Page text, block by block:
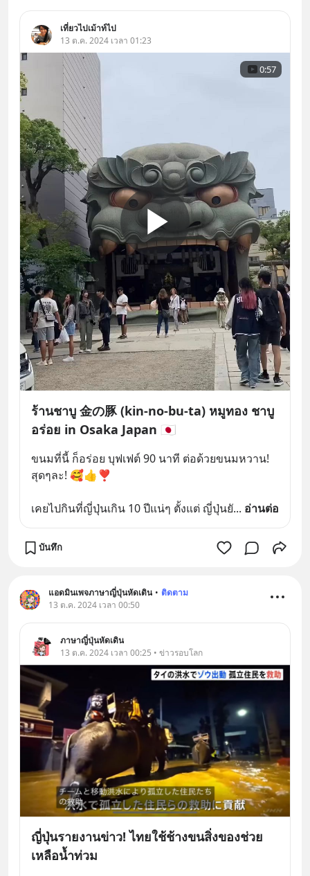
เที่ยวไปเม้าท์ไป
13 ต.ค. 2024 เวลา 01:23
0:57
ร้านชาบู 金の豚 (kin-no-bu-ta) หมูทอง ชาบู
อร่อย in Osaka Japan 🇯🇵
ขนมที่นี้ ก็อร่อย บุฟเฟต์ 90 นาที ต่อด้วยขนมหวาน!
สุดๆละ! 🥰👍❣️
เคยไปกินที่ญี่ปุ่นเกิน 10 ปีแน่ๆ ตั้งแต่ ญี่ปุ่นยั... อ่านต่อ
บันทึก
แอดมินเพจภาษาญี่ปุ่นหัดเดิน • ติดตาม
13 ต.ค. 2024 เวลา 00:50
ภาษาญี่ปุ่นหัดเดิน
13 ต.ค. 2024 เวลา 00:25 • ข่าวรอบโลก
ญี่ปุ่นรายงานข่าว! ไทยใช้ช้างขนสิ่งของช่วย
เหลือน้ำท่วม